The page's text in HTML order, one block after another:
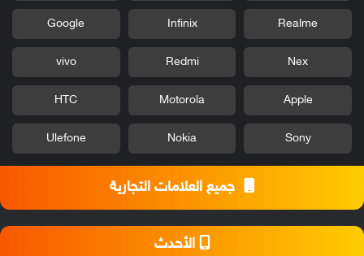
Realme
Infinix
Google
Nex
Redmi
vivo
Apple
Motorola
HTC
Sony
Nokia
Ulefone
جميع العلامات التجارية
الأحدث